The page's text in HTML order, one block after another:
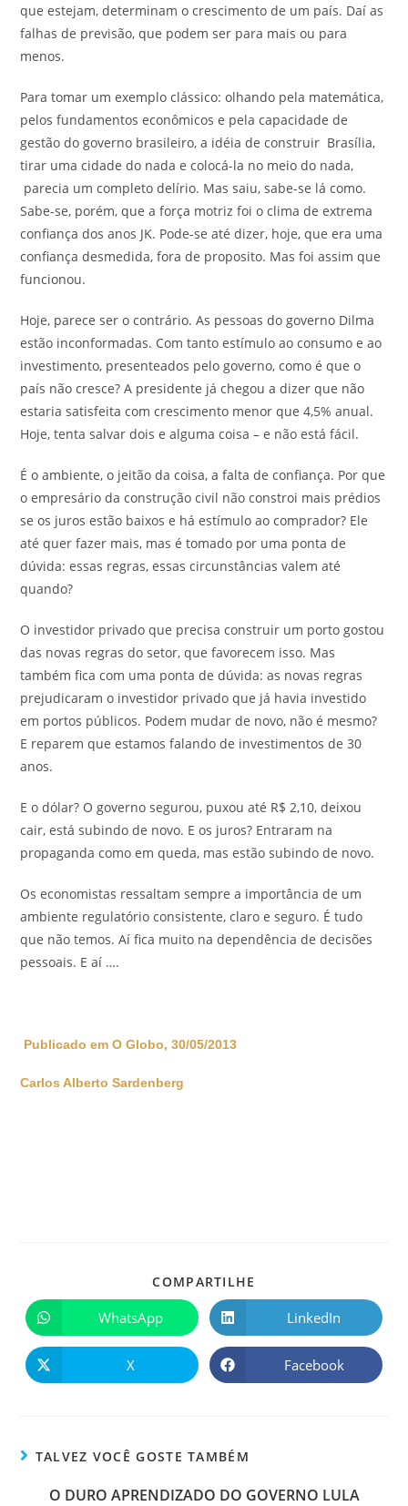
que estejam, determinam o crescimento de um país. Daí as
falhas de previsão, que podem ser para mais ou para
menos.
Para tomar um exemplo clássico: olhando pela matemática,
pelos fundamentos econômicos e pela capacidade de
gestão do governo brasileiro, a idéia de construir Brasília,
tirar uma cidade do nada e colocá-la no meio do nada,
parecia um completo delírio. Mas saiu, sabe-se lá como.
Sabe-se, porém, que a força motriz foi o clima de extrema
confiança dos anos JK. Pode-se até dizer, hoje, que era uma
confiança desmedida, fora de proposito. Mas foi assim que
funcionou.
Hoje, parece ser o contrário. As pessoas do governo Dilma
estão inconformadas. Com tanto estímulo ao consumo e ao
investimento, presenteados pelo governo, como é que o
país não cresce? A presidente já chegou a dizer que não
estaria satisfeita com crescimento menor que 4,5% anual.
Hoje, tenta salvar dois e alguma coisa – e não está fácil.
É o ambiente, o jeitão da coisa, a falta de confiança. Por que
o empresário da construção civil não constroi mais prédios
se os juros estão baixos e há estímulo ao comprador? Ele
até quer fazer mais, mas é tomado por uma ponta de
dúvida: essas regras, essas circunstâncias valem até
quando?
O investidor privado que precisa construir um porto gostou
das novas regras do setor, que favorecem isso. Mas
também fica com uma ponta de dúvida: as novas regras
prejudicaram o investidor privado que já havia investido
em portos públicos. Podem mudar de novo, não é mesmo?
E reparem que estamos falando de investimentos de 30
anos.
E o dólar? O governo segurou, puxou até R$ 2,10, deixou
cair, está subindo de novo. E os juros? Entraram na
propaganda como em queda, mas estão subindo de novo.
Os economistas ressaltam sempre a importância de um
ambiente regulatório consistente, claro e seguro. É tudo
que não temos. Aí fica muito na dependência de decisões
pessoais. E aí ….
Publicado em O Globo, 30/05/2013
Carlos Alberto Sardenberg
COMPARTILHE
WhatsApp LinkedIn
X Facebook
TALVEZ VOCÊ GOSTE TAMBÉM
O DURO APRENDIZADO DO GOVERNO LULA